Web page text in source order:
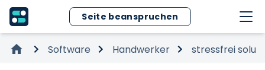
Seite beanspruchen
Software Handwerker stressfrei